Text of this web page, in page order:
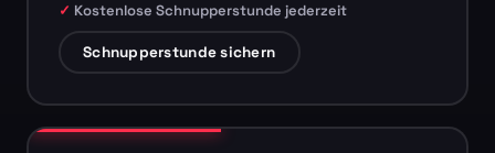
Kostenlose Schnupperstunde jederzeit
Schnupperstunde sichern